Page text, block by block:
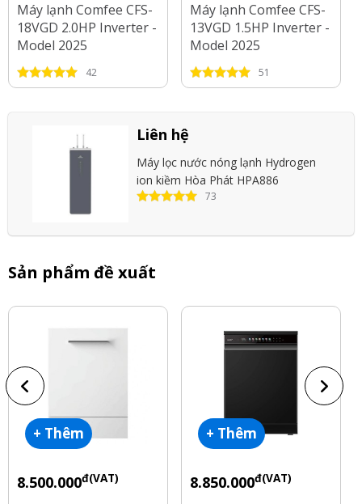
Máy lạnh Comfee CFS-
18VGD 2.0HP Inverter -
Model 2025
42
Máy lạnh Comfee CFS-
13VGD 1.5HP Inverter -
Model 2025
51
Liên hệ
Máy lọc nước nóng lạnh Hydrogen
ion kiềm Hòa Phát HPA886
73
Sản phẩm đề xuất
+ Thêm
8.500.000đ(VAT)
+ Thêm
8.850.000đ(VAT)